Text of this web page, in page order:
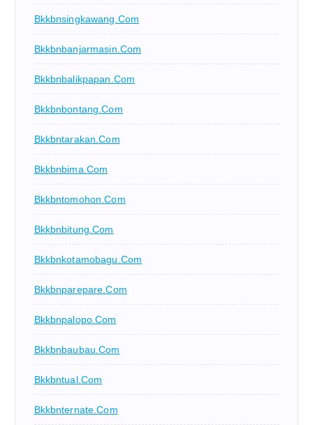
Bkkbnsingkawang.com
Bkkbnbanjarmasin.com
Bkkbnbalikpapan.com
Bkkbnbontang.com
Bkkbntarakan.com
Bkkbnbima.com
Bkkbntomohon.com
Bkkbnbitung.com
Bkkbnkotamobagu.com
Bkkbnparepare.com
Bkkbnpalopo.com
Bkkbnbaubau.com
Bkkbntual.com
Bkkbnternate.com